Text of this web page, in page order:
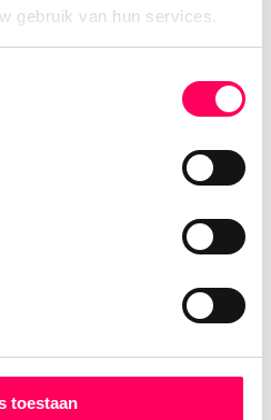
gebruik van hun services.
toestaan
bezoeken?
vraagt om een
waar onze lokale
ingetogen looppas in de
hier mijn
reisverslag